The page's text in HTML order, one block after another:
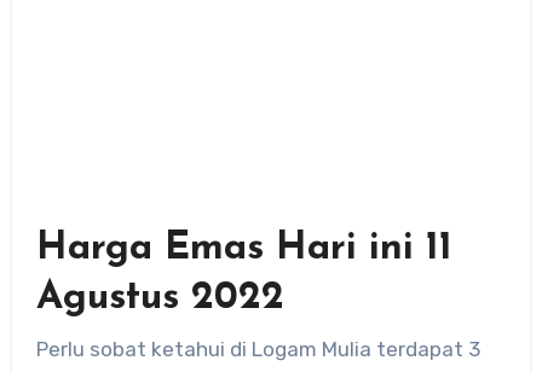
Harga Emas Hari ini 11
Agustus 2022
Perlu sobat ketahui di Logam Mulia terdapat 3